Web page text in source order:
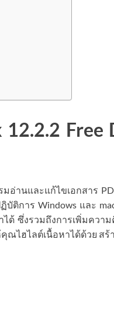
12.2.2
อ่านและแก้ไขเอกสาร
ติการ Windows และ
ด้ ซึ่งรวมถึงการเพิ่มควา
ไฮไลต์เนื้อหาได้ด้วย ส